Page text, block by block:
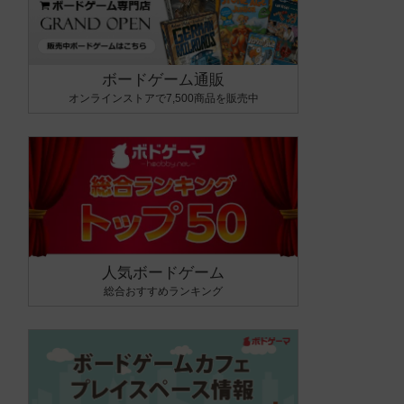
ボードゲーム通販
オンラインストアで7,500商品を販売中
人気ボードゲーム
総合おすすめランキング